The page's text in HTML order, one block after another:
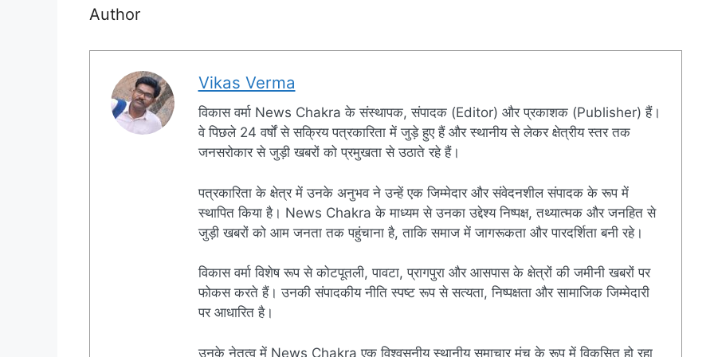
Author
Vikas Verma
विकास वर्मा News Chakra के संस्थापक, संपादक (Editor) और प्रकाशक (Publisher) हैं।
वे पिछले 24 वर्षों से सक्रिय पत्रकारिता में जुड़े हुए हैं और स्थानीय से लेकर क्षेत्रीय स्तर तक
जनसरोकार से जुड़ी खबरों को प्रमुखता से उठाते रहे हैं।
पत्रकारिता के क्षेत्र में उनके अनुभव ने उन्हें एक जिम्मेदार और संवेदनशील संपादक के रूप में
स्थापित किया है। News Chakra के माध्यम से उनका उद्देश्य निष्पक्ष, तथ्यात्मक और जनहित से
जुड़ी खबरों को आम जनता तक पहुंचाना है, ताकि समाज में जागरूकता और पारदर्शिता बनी रहे।
विकास वर्मा विशेष रूप से कोटपूतली, पावटा, प्रागपुरा और आसपास के क्षेत्रों की जमीनी खबरों पर
फोकस करते हैं। उनकी संपादकीय नीति स्पष्ट रूप से सत्यता, निष्पक्षता और सामाजिक जिम्मेदारी
पर आधारित है।
उनके नेतृत्व में News Chakra एक विश्वसनीय स्थानीय समाचार मंच के रूप में विकसित हो रहा